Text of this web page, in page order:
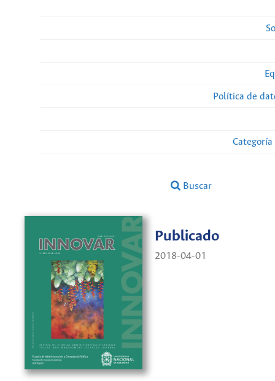
Política de
Buscar
Publicado
2018-04-01